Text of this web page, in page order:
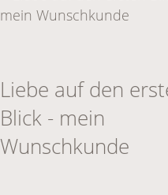
Liebe auf den
Blick - mein
Wunschkunde